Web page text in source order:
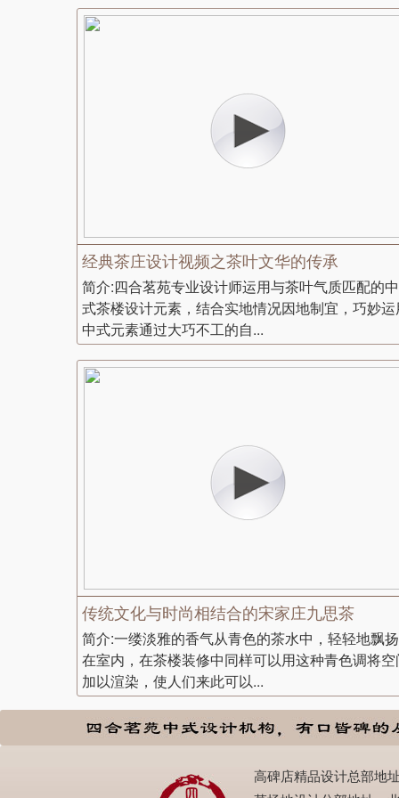
经典茶庄设计视频之茶叶文华的传承
简介:四合茗苑专业设计师运用与茶叶气质匹配的中
式茶楼设计元素，结合实地情况因地制宜，巧妙运
中式元素通过大巧不工的自...
传统文化与时尚相结合的宋家庄九思茶
简介:一缕淡雅的香气从青色的茶水中，轻轻地飘扬
在室内，在茶楼装修中同样可以用这种青色调将空
加以渲染，使人们来此可以...
高碑店精品设计总部地